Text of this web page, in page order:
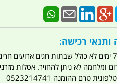
ותנאי רכישה:
ומלחמה לא ניתן להחזיר. אסלות
טרם ההזמנה 0523214741